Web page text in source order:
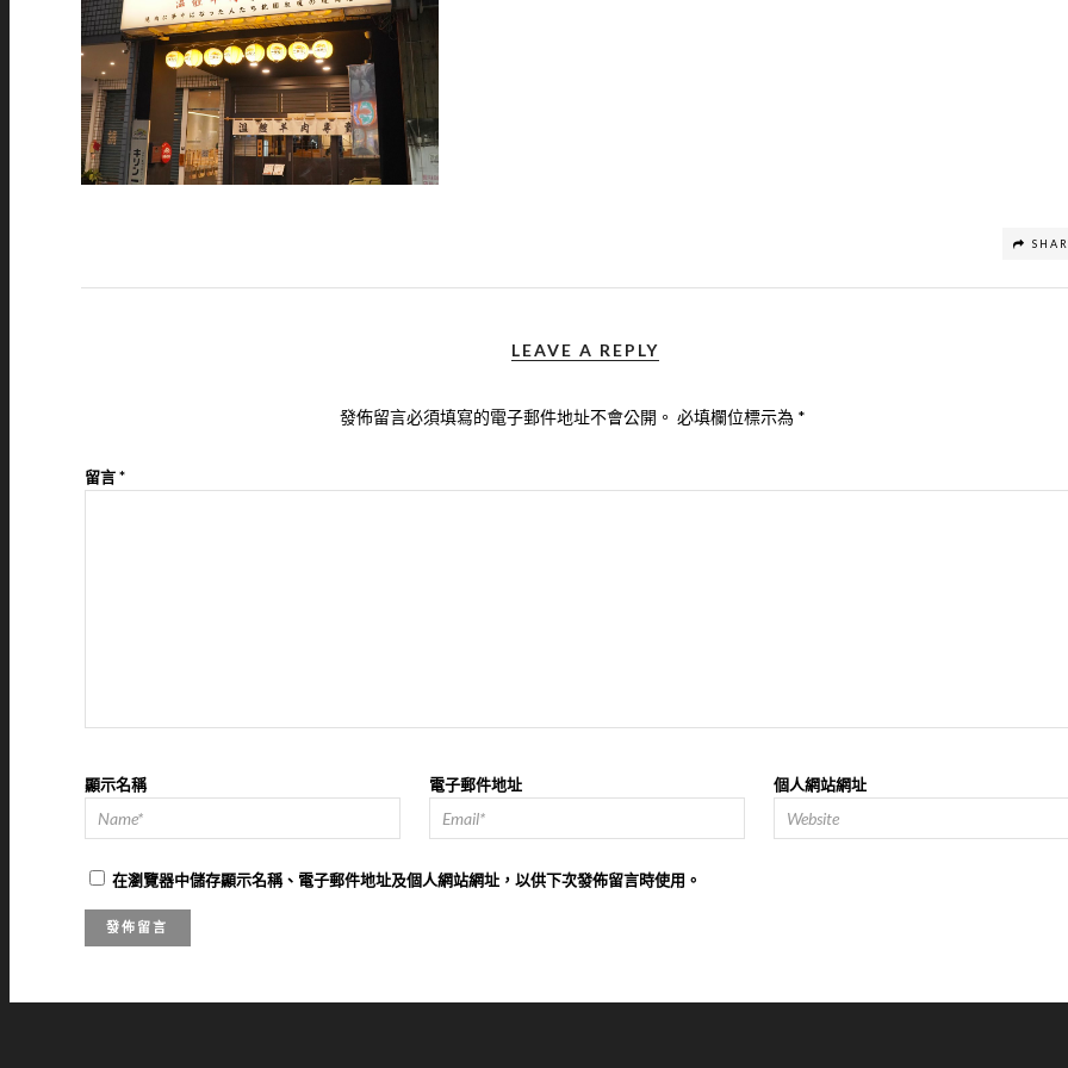
LEAVE A REPLY
發佈留言必須填寫的電子郵件地址不會公開。 必填欄位標示為 *
留言*
顯示名稱 電子郵件地址 個人網站網址
在瀏覽器中儲存顯示名稱、電子郵件地址及個人網站網址，以供下次發佈留言時使用。